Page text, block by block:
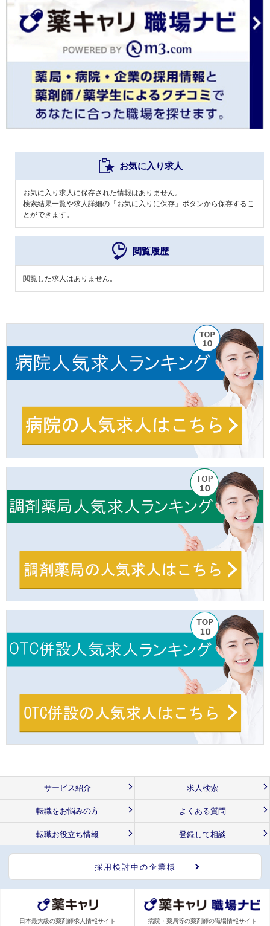
お気に入り求人
お気に入り求人に保存された情報はありません。
検索結果一覧や求人詳細の「お気に入りに保存」ボタンから保存するこ
とができます。
閲覧履歴
閲覧した求人はありません。
サービス紹介 求人検索
転職をお悩みの方 よくある質問
転職お役立ち情報 登録して相談
採用検討中の企業様
日本最大級の薬剤師求人情報サイト 病院・薬局等の薬剤師の職場情報サイト